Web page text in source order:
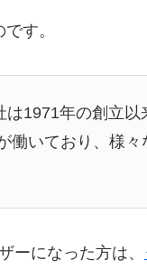
す。
は1971年の創立
働いており、様
ーになった方は、